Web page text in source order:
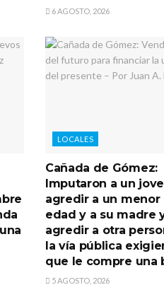
6 AGOSTO, 2026
LOCALES
Cañada de Gómez:
Imputaron a un
agredir a un menor
edad y a su madre
agredir a otra
la vía pública
que le compre una
5 AGOSTO, 2026